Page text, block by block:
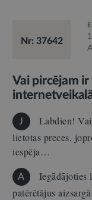
Nr: 37642
Vai pircējam
J
Labdien!
lietotas preces,
iespēja…
A
Iegādājoties
patērētājus